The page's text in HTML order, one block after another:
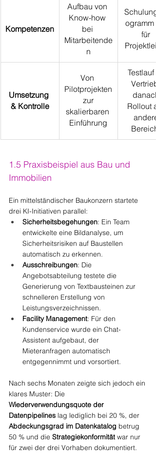
Kompetenzen
Aufbau von
Know-how
bei
Mitarbeitende
n
ogramm
für
Umsetzung
& Kontrolle
Von
Pilotprojekten
zur
skalierbaren
Einführung
Testlauf
danach
Rollout
andere
1.5 Praxisbeispiel aus Bau und
Immobilien
Ein mittelständischer Baukonzern startete
drei KI-Initiativen parallel:
Sicherheitsbegehungen: Ein Team
entwickelte eine Bildanalyse, um
Sicherheitsrisiken auf Baustellen
automatisch zu erkennen.
Ausschreibungen: Die
Angebotsabteilung testete die
Generierung von Textbausteinen zur
schnelleren Erstellung von
Leistungsverzeichnissen.
Facility Management: Für den
Kundenservice wurde ein Chat-
Assistent aufgebaut, der
Mieteranfragen automatisch
entgegennimmt und vorsortiert.
Nach sechs Monaten zeigte sich jedoch ein
klares Muster: Die
Wiederverwendungsquote der
Datenpipelines lag lediglich bei 20 %, der
Abdeckungsgrad im Datenkatalog betrug
50 % und die Strategiekonformität war nur
für zwei der drei Vorhaben dokumentiert.